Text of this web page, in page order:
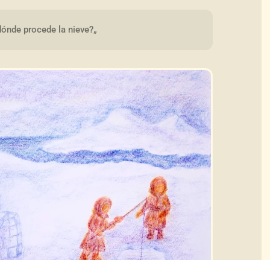
procede la nieve?„